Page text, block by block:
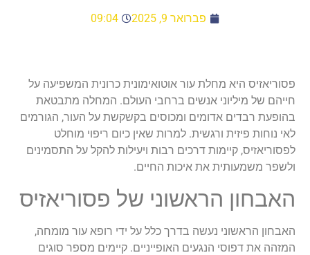
פברואר 9, 2025 09:04
פסוריאזיס היא מחלת עור אוטואימונית כרונית המשפיעה על
חייהם של מיליוני אנשים ברחבי העולם. המחלה מתבטאת
בהופעת רבדים אדומים ומכוסים בקשקשת על העור, הגורמים
לאי נוחות פיזית ורגשית. למרות שאין כיום ריפוי מוחלט
לפסוריאזיס, קיימות דרכים רבות ויעילות להקל על התסמינים
ולשפר משמעותית את איכות החיים.
האבחון הראשוני של פסוריאזיס
האבחון הראשוני נעשה בדרך כלל על ידי רופא עור מומחה,
המזהה את דפוסי הנגעים האופייניים. קיימים מספר סוגים